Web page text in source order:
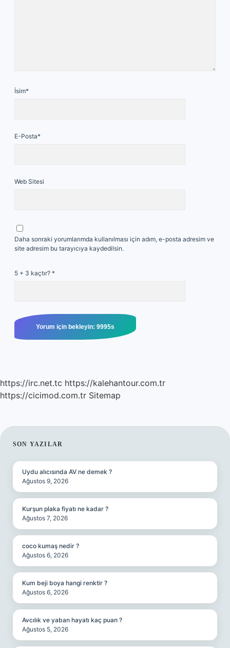
İsim*
E-Posta*
Web Sitesi
Daha sonraki yorumlarımda kullanılması için adım, e-posta adresim ve
site adresim bu tarayıcıya kaydedilsin.
5 + 3 kaçtır? *
https://irc.net.tc https://kalehantour.com.tr
https://cicimod.com.tr Sitemap
SIDEBAR
SON YAZILAR
Uydu alıcısında AV ne demek ?
Ağustos 9, 2026
Kurşun plaka fiyatı ne kadar ?
Ağustos 7, 2026
coco kumaş nedir ?
Ağustos 6, 2026
Kum beji boya hangi renktir ?
Ağustos 6, 2026
Avcılık ve yaban hayatı kaç puan ?
Ağustos 5, 2026